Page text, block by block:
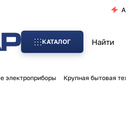
КАТАЛОГ
электроприборы Крупная бытовая